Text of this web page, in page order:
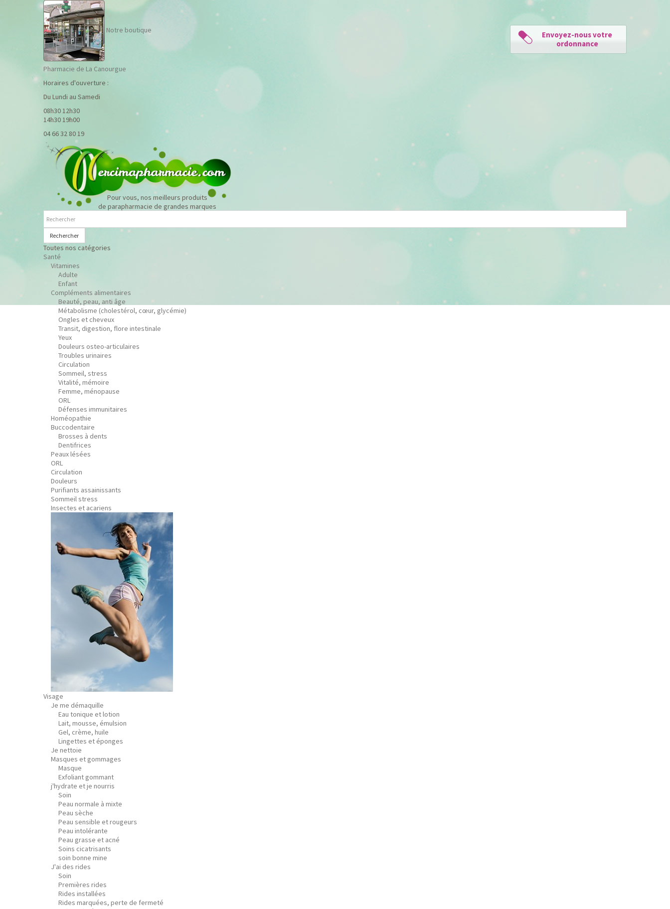
Notre boutique
Pharmacie de La Canourgue
Horaires d'ouverture :
Du Lundi au Samedi
08h30 12h30
14h30 19h00
04 66 32 80 19
Pour vous, nos meilleurs produits
de parapharmacie de grandes marques
Rechercher
Toutes nos catégories
Santé
Vitamines
Adulte
Enfant
Compléments alimentaires
Beauté, peau, anti âge
Métabolisme (cholestérol, cœur, glycémie)
Ongles et cheveux
Transit, digestion, flore intestinale
Yeux
Douleurs osteo-articulaires
Troubles urinaires
Circulation
Sommeil, stress
Vitalité, mémoire
Femme, ménopause
ORL
Défenses immunitaires
Homéopathie
Buccodentaire
Brosses à dents
Dentifrices
Peaux lésées
ORL
Circulation
Douleurs
Purifiants assainissants
Sommeil stress
Insectes et acariens
Visage
Je me démaquille
Eau tonique et lotion
Lait, mousse, émulsion
Gel, crème, huile
Lingettes et éponges
Je nettoie
Masques et gommages
Masque
Exfoliant gommant
j'hydrate et je nourris
Soin
Peau normale à mixte
Peau sèche
Peau sensible et rougeurs
Peau intolérante
Peau grasse et acné
Soins cicatrisants
soin bonne mine
J'ai des rides
Soin
Premières rides
Rides installées
Rides marquées, perte de fermeté
Envoyez-nous votre
ordonnance